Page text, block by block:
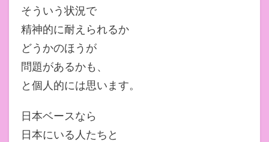
そういう状況で
精神的に耐えられるか
どうかのほうが
問題があるかも、
と個人的には思います。
日本ベースなら
日本にいる人たちと